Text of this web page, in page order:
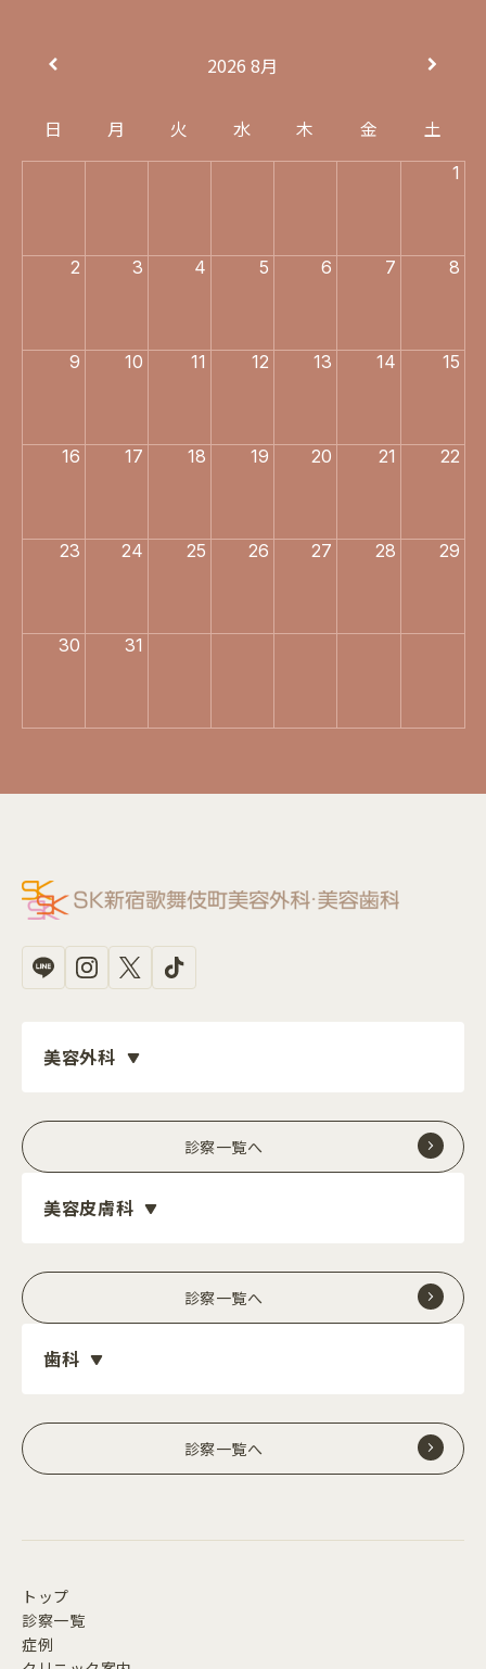
2026 8月
日 月 火 水 木 金 土
1
2 3 4 5 6 7 8
9 10 11 12 13 14 15
16 17 18 19 20 21 22
23 24 25 26 27 28 29
30 31
美容外科
診察一覧へ
美容皮膚科
診察一覧へ
歯科
診察一覧へ
トップ
診察一覧
症例